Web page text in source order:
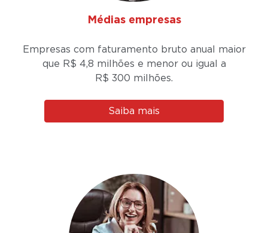
Médias empresas
Empresas com faturamento bruto anual maior
que R$ 4,8 milhões e menor ou igual a
R$ 300 milhões.
Saiba mais